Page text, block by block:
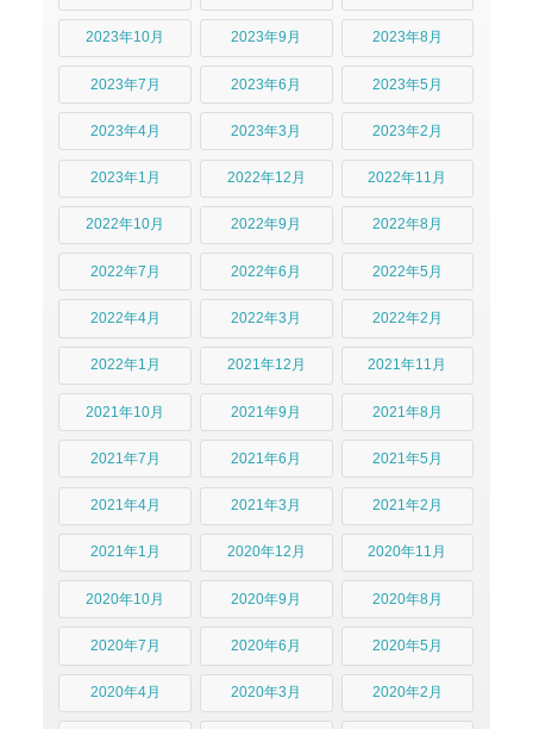
2023年10月 2023年9月 2023年8月
2023年7月 2023年6月 2023年5月
2023年4月 2023年3月 2023年2月
2023年1月 2022年12月 2022年11月
2022年10月 2022年9月 2022年8月
2022年7月 2022年6月 2022年5月
2022年4月 2022年3月 2022年2月
2022年1月 2021年12月 2021年11月
2021年10月 2021年9月 2021年8月
2021年7月 2021年6月 2021年5月
2021年4月 2021年3月 2021年2月
2021年1月 2020年12月 2020年11月
2020年10月 2020年9月 2020年8月
2020年7月 2020年6月 2020年5月
2020年4月 2020年3月 2020年2月